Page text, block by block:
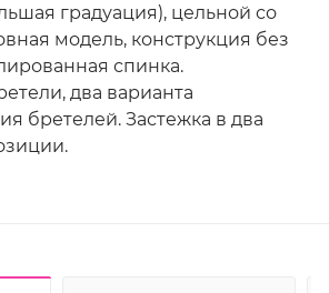
градуация), цельной со
модель, конструкция без
спинка.
два варианта
бретелей. Застежка в два